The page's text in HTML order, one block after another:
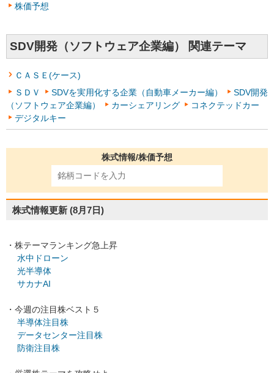
株価予想
SDV開発（ソフトウェア企業編） 関連テーマ
ＣＡＳＥ(ケース)
ＳＤＶ
SDVを実用化する企業（自動車メーカー編）
SDV開発
（ソフトウェア企業編）
カーシェアリング
コネクテッドカー
デジタルキー
株式情報/株価予想
株式情報更新 (8月7日)
・株テーマランキング急上昇
水中ドローン
光半導体
サカナAI
・今週の注目株ベスト５
半導体注目株
データセンター注目株
防衛注目株